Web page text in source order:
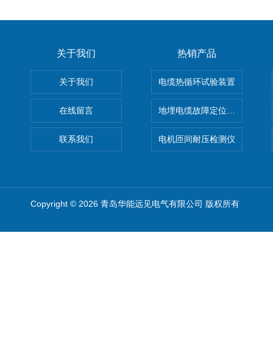
关于我们
关于我们
在线留言
联系我们
热销产品
电缆热循环试验装置
地埋电缆故障定位仪 地下电
电机匝间耐压检测仪
Copyright © 2026 青岛华能远见电气有限公司 版权所有